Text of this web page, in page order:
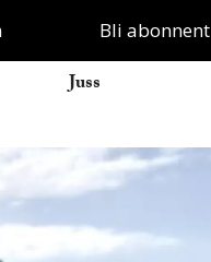
Bli abonnent
Juss